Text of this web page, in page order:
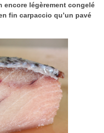
encore légèrement congelé
fin carpaccio qu’un pavé